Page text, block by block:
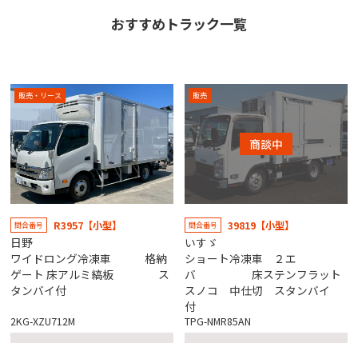
おすすめトラック一覧
販売・リース
問合番号 R3957【小型】
日野
ワイドロング冷凍車 格納
ゲート 床アルミ縞板 ス
タンバイ付
2KG-XZU712M
商談中
販売
問合番号 39819【小型】
いすゞ
ショート冷凍車 ２エ
バ 床ステンフラット
スノコ 中仕切 スタンバイ
付
TPG-NMR85AN